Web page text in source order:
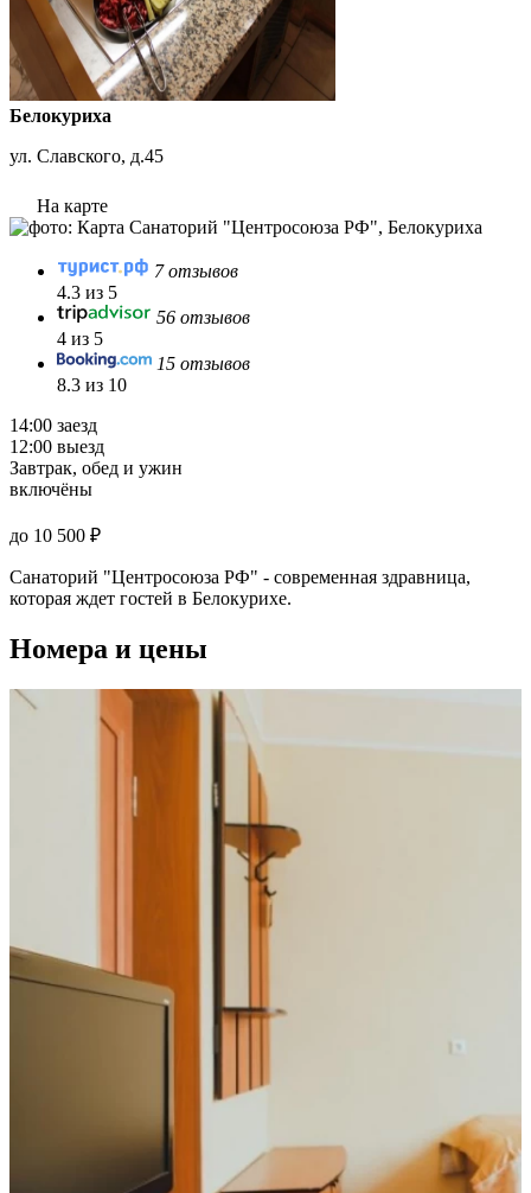
Белокуриха
ул. Славского, д.45
На карте
7 отзывов
4.3 из 5
56 отзывов
4 из 5
15 отзывов
8.3 из 10
14:00 заезд
12:00 выезд
Завтрак, обед и ужин
включёны
до 10 500 ₽
Санаторий "Центросоюза РФ" - современная здравница,
которая ждет гостей в Белокурихе.
Номера и цены